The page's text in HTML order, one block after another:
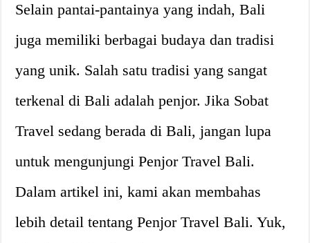
Selain pantai-pantainya yang indah, Bali
juga memiliki berbagai budaya dan tradisi
yang unik. Salah satu tradisi yang sangat
terkenal di Bali adalah penjor. Jika Sobat
Travel sedang berada di Bali, jangan lupa
untuk mengunjungi Penjor Travel Bali.
Dalam artikel ini, kami akan membahas
lebih detail tentang Penjor Travel Bali. Yuk,